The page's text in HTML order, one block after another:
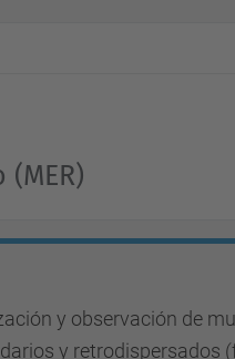
y observación de
y retrodispersados